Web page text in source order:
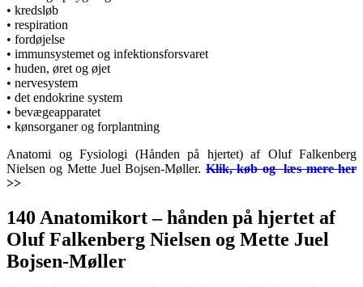
• kredsløb
• respiration
• fordøjelse
• immunsystemet og infektionsforsvaret
• huden, øret og øjet
• nervesystem
• det endokrine system
• bevægeapparatet
• kønsorganer og forplantning
Anatomi og Fysiologi (Hånden på hjertet) af Oluf Falkenberg
Nielsen og Mette Juel Bojsen-Møller.Klik, køb og læs mere her
>>
140 Anatomikort – hånden på hjertet af
Oluf Falkenberg Nielsen og Mette Juel
Bojsen-Møller